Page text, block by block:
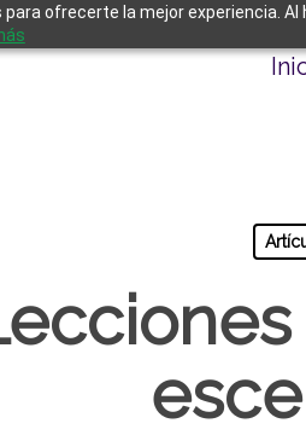
ofrecerte la mejor experiencia.